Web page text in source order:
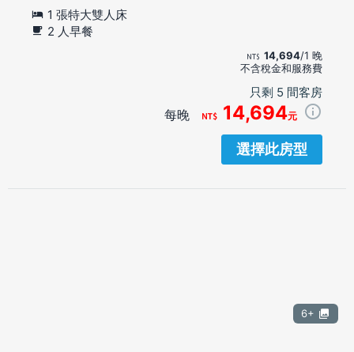
1 張特大雙人床
2 人早餐
14,694/1 晚
不含稅金和服務費
只剩 5 間客房
每晚 14,694元
選擇此房型
6+